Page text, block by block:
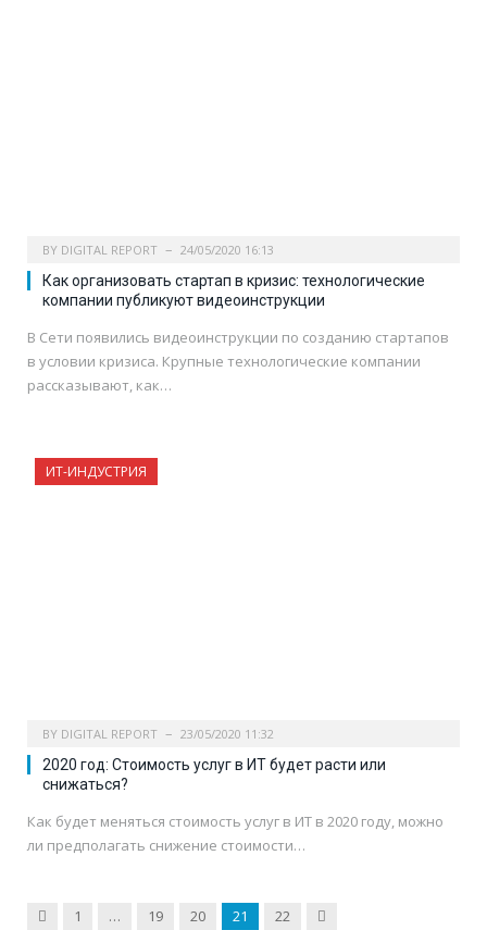
BY DIGITAL REPORT 24/05/2020 16:13
Как организовать стартап в кризис: технологические
компании публикуют видеоинструкции
В Сети появились видеоинструкции по созданию стартапов
в условии кризиса. Крупные технологические компании
рассказывают, как…
ИТ-ИНДУСТРИЯ
BY DIGITAL REPORT 23/05/2020 11:32
2020 год: Стоимость услуг в ИТ будет расти или
снижаться?
Как будет меняться стоимость услуг в ИТ в 2020 году, можно
ли предполагать снижение стоимости…
Previous
1 … 19 20 21 22 Next